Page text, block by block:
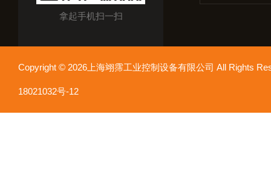
拿起手机扫一扫
Copyright © 2026上海翊霈工业控制设备有限公司 All Rights
18021032号-12